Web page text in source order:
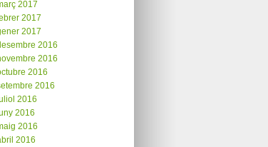
2017
2017
2017
2016
2016
2016
2016
2016
2016
2016
2016